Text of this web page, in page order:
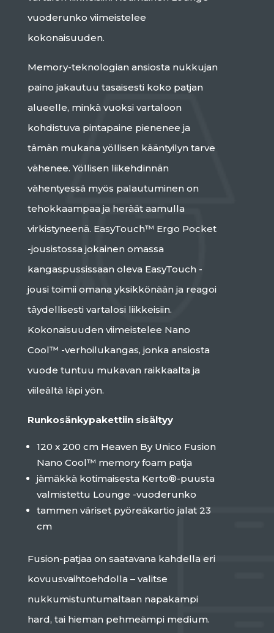
vuoderunko viimeistelee
kokonaisuuden.
Memory-teknologian ansiosta nukkujan
paino jakautuu tasaisesti koko patjan
alueelle, minkä vuoksi vartaloon
kohdistuva pintapaine pienenee ja
tämän mukana yöllisen kääntyilyn tarve
vähenee. Yöllisen liikehdinnän
vähentyessä myös palautuminen on
tehokkaampaa ja heräät aamulla
virkistyneenä. EasyTouch™ Ergo Pocket
-jousistossa jokainen omassa
kangaspussissaan oleva EasyTouch -
jousi toimii omana yksikkönään ja reagoi
täydellisesti vartalosi liikkeisiin.
Kokonaisuuden viimeistelee Nano
Cool™ -verhoilukangas, jonka ansiosta
vuode tuntuu mukavan raikkaalta ja
viileältä läpi yön.
Runkosänkypakettiin sisältyy
120 x 200 cm Heaven By Unico Fusion
Nano Cool™ memory foam patja
jämäkkä kotimaisesta Kerto®-puusta
valmistettu Lounge -vuoderunko
tammen väriset pyöreäkartio jalat 23
cm
Fusion-patjaa on saatavana kahdella eri
kovuusvaihtoehdolla – valitse
nukkumistuntumaltaan napakampi
hard, tai hieman pehmeämpi medium.